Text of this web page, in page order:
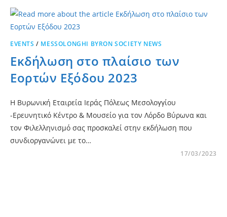
EVENTS / MESSOLONGHI BYRON SOCIETY NEWS
Εκδήλωση στο πλαίσιο των
Εορτών Εξόδου 2023
Η Βυρωνική Εταιρεία Ιεράς Πόλεως Μεσολογγίου
-Ερευνητικό Κέντρο & Μουσείο για τον Λόρδο Βύρωνα και
τον Φιλελληνισμό σας προσκαλεί στην εκδήλωση που
συνδιοργανώνει με το…
17/03/2023